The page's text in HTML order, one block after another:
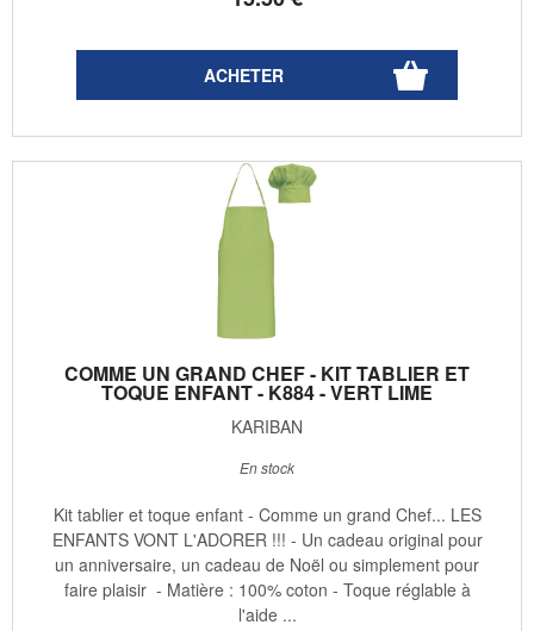
COMME UN GRAND CHEF - KIT TABLIER ET
TOQUE ENFANT - K884 - VERT LIME
KARIBAN
En stock
Kit tablier et toque enfant - Comme un grand Chef... LES
ENFANTS VONT L'ADORER !!! - Un cadeau original pour
un anniversaire, un cadeau de Noël ou simplement pour
faire plaisir - Matière : 100% coton - Toque réglable à
l'aide ...